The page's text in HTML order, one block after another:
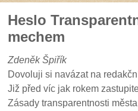
Heslo
mechem
Zdeněk Špiřík
Dovoluji si navázat na
Již před víc jak rokem
Zásady transparentnosti